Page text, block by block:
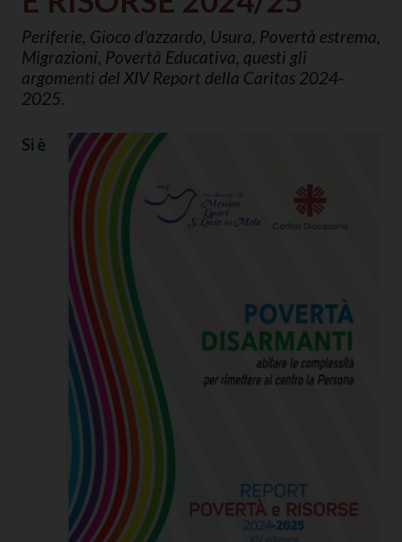
Periferie, Gioco d'azzardo, Usura, Povertà estrema,
Migrazioni, Povertà Educativa, questi gli
argomenti del XIV Report della Caritas 2024-
2025.
Si è